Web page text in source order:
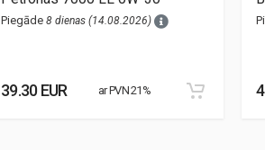
Piegāde 8 dienas (14.08.2026)
39.30 EUR ar PVN 21%